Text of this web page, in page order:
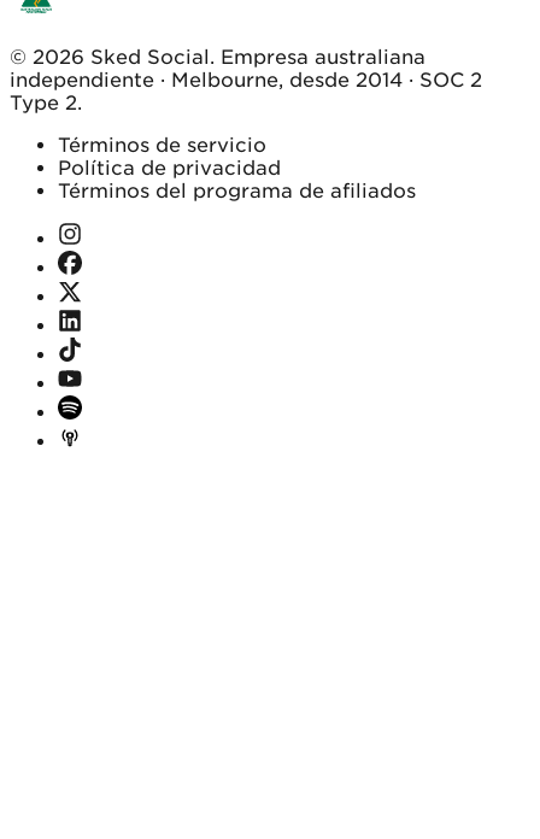
© 2026 Sked Social. Empresa australiana
independiente · Melbourne, desde 2014 · SOC 2
Type 2.
Términos de servicio
Política de privacidad
Términos del programa de afiliados